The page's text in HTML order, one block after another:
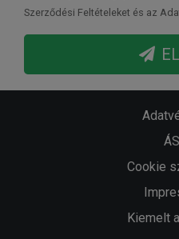
Szerződési Feltételeket és az
Cookie
Kiemelt